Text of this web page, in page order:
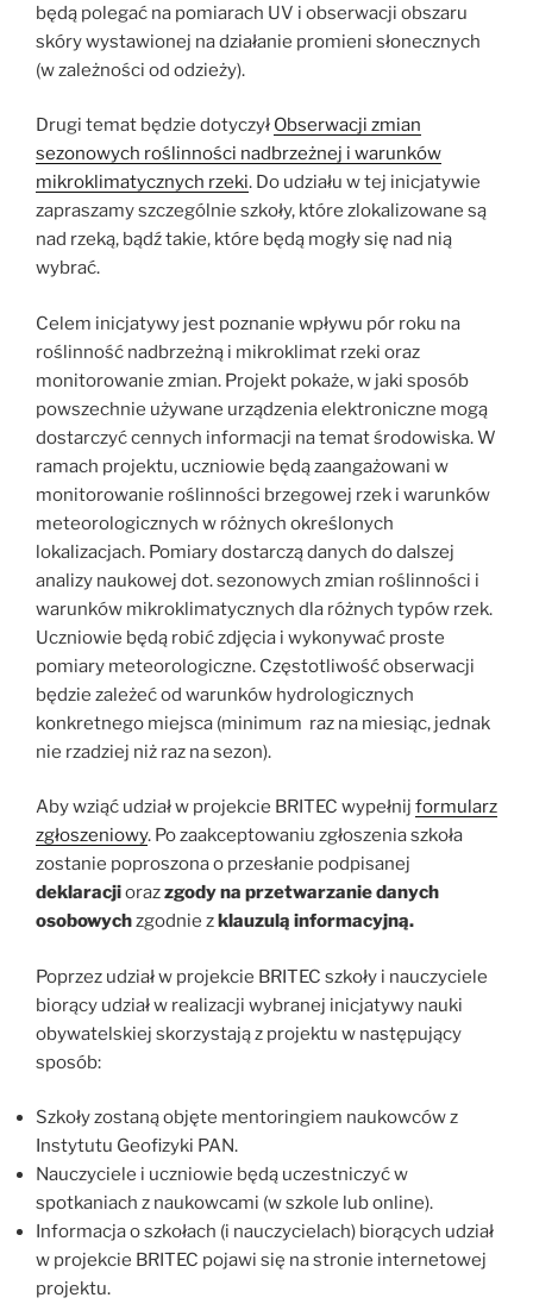
będą polegać na pomiarach UV i obserwacji obszaru
skóry wystawionej na działanie promieni słonecznych
(w zależności od odzieży).
Drugi temat będzie dotyczył Obserwacji zmian
sezonowych roślinności nadbrzeżnej i warunków
mikroklimatycznych rzeki. Do udziału w tej inicjatywie
zapraszamy szczególnie szkoły, które zlokalizowane są
nad rzeką, bądź takie, które będą mogły się nad nią
wybrać.
Celem inicjatywy jest poznanie wpływu pór roku na
roślinność nadbrzeżną i mikroklimat rzeki oraz
monitorowanie zmian. Projekt pokaże, w jaki sposób
powszechnie używane urządzenia elektroniczne mogą
dostarczyć cennych informacji na temat środowiska. W
ramach projektu, uczniowie będą zaangażowani w
monitorowanie roślinności brzegowej rzek i warunków
meteorologicznych w różnych określonych
lokalizacjach. Pomiary dostarczą danych do dalszej
analizy naukowej dot. sezonowych zmian roślinności i
warunków mikroklimatycznych dla różnych typów rzek.
Uczniowie będą robić zdjęcia i wykonywać proste
pomiary meteorologiczne. Częstotliwość obserwacji
będzie zależeć od warunków hydrologicznych
konkretnego miejsca (minimum raz na miesiąc, jednak
nie rzadziej niż raz na sezon).
Aby wziąć udział w projekcie BRITEC wypełnij formularz
zgłoszeniowy. Po zaakceptowaniu zgłoszenia szkoła
zostanie poproszona o przesłanie podpisanej
deklaracjiorazzgody na przetwarzanie danych
osobowychzgodnie zklauzulą informacyjną.
Poprzez udział w projekcie BRITEC szkoły i nauczyciele
biorący udział w realizacji wybranej inicjatywy nauki
obywatelskiej skorzystają z projektu w następujący
sposób:
Szkoły zostaną objęte mentoringiem naukowców z
Instytutu Geofizyki PAN.
Nauczyciele i uczniowie będą uczestniczyć w
spotkaniach z naukowcami (w szkole lub online).
Informacja o szkołach (i nauczycielach) biorących udział
w projekcie BRITEC pojawi się na stronie internetowej
projektu.